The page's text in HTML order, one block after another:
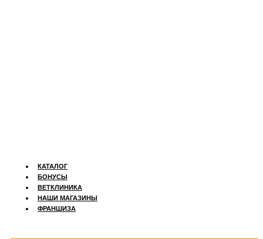
КАТАЛОГ
БОНУСЫ
ВЕТКЛИНИКА
НАШИ МАГАЗИНЫ
ФРАНШИЗА